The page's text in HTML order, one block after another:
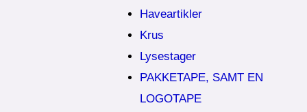
Haveartikler
Krus
Lysestager
PAKKETAPE, SAMT EN
LOGOTAPE